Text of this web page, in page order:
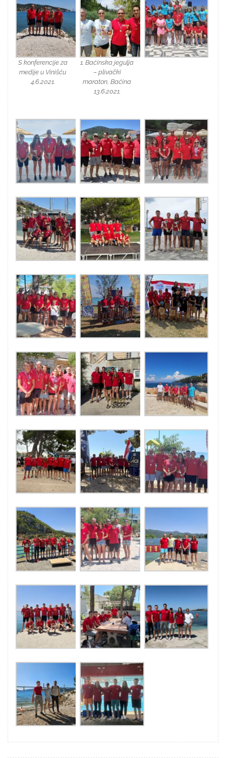
S konferencije za
medije u Vinišću
4.6.2021.
1. Baćinska jegulja
– plivački
maraton, Baćina
13.6.2021.